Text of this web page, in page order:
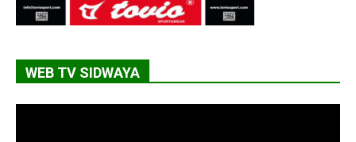
WEB TV SIDWAYA